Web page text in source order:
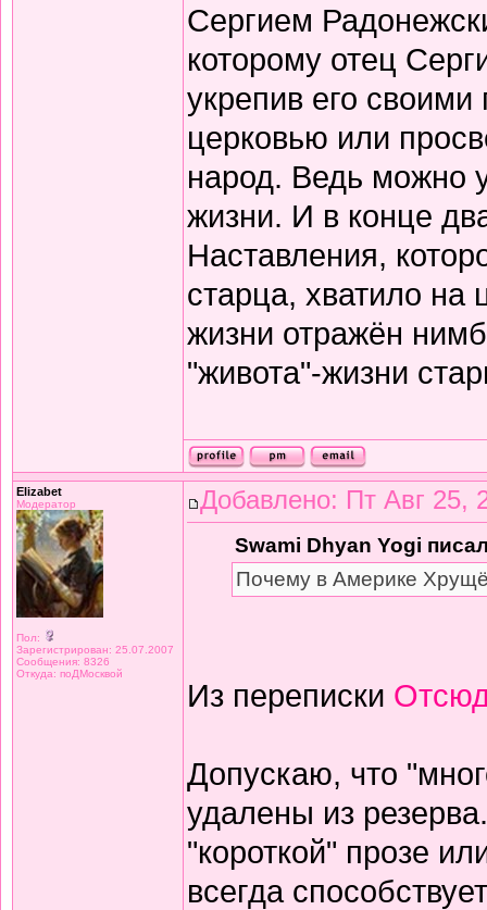
Сергием
которому отец
укрепив его
церковью или
народ. Ведь можно
жизни. И в конце
Наставления,
старца, хватило на
жизни отражён
"живота"-жизни
Elizabet
Модератор
Пол:
Зарегистрирован: 25.07.2007
Сообщения: 8326
Откуда: поДМосквой
Добавлено: Пт Авг 25,
Swami Dhyan Yogi
Почему в Америке
Из переписки
Допускаю, что
удалены из
"короткой" прозе
всегда